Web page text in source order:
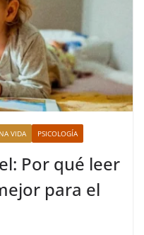
VIDA PSICOLOGÍA
Por qué leer
para el